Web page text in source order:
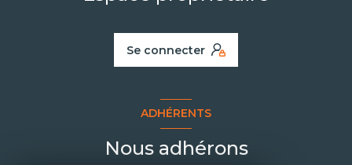
Se connecter
ADHÉRENTS
Nous adhérons